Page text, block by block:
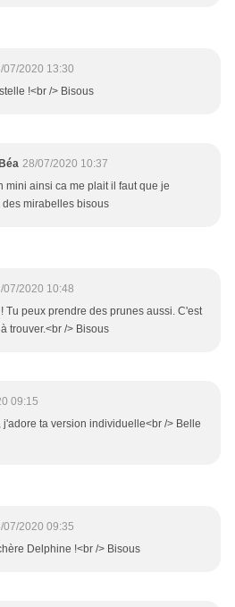
07/2020 13:30
!<br /> Bisous
28/07/2020 10:37
mini ainsi ca me plait il faut que je
mirabelles bisous
07/2020 10:48
Tu peux prendre des prunes aussi. C'est
trouver.<br /> Bisous
09:15
j'adore ta version individuelle<br /> Belle
07/2020 09:35
Delphine !<br /> Bisous